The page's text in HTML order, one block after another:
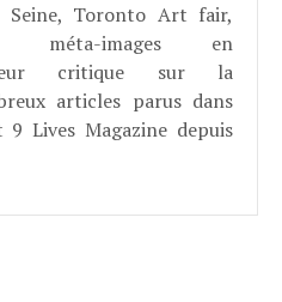
Seine, Toronto Art fair,
méta-images en
critique sur la
articles parus dans
Lives Magazine depuis